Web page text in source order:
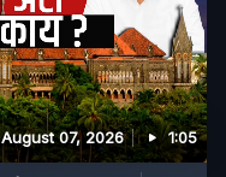
August 07, 2026 1:05